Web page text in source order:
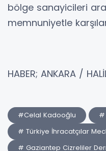
bölge sanayicileri
memnuniyetle
HABER; ANKARA /
#Celal Kadooğlu
#
# Türkiye İhracatçılar
# Gaziantep Cizreliler